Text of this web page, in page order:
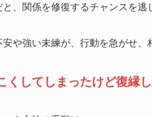
、関係を修復するチャンスを逃
や強い未練が、行動を急がせ、
くしてしまったけど復縁